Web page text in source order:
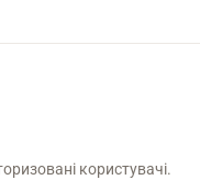
користувачі.